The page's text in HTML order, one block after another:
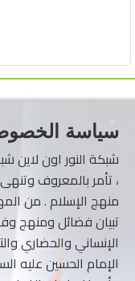
سياسة
شبكة النور اون لاين
، تأمر بالمعروف
منهج الإسلام . من
تبيان فضائل ومنهج
الإنساني والحضاري
الإمام الحسين عليه